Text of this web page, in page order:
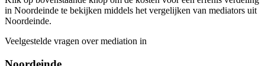
in Noordeinde te bekijken middels het vergelijken van mediators uit
Noordeinde.
Veelgestelde vragen over mediation in